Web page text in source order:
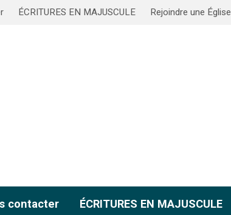
ÉCRITURES EN MAJUSCULE Rejoindre une Église
contacter ÉCRITURES EN MAJUSCULE